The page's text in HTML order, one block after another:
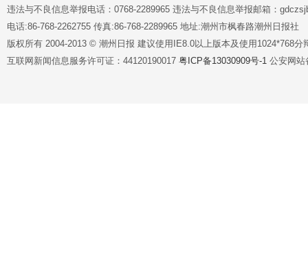
违法与不良信息举报电话：0768-2289965 违法与不良信息举报邮箱：
电话:86-768-2262755 传真:86-768-2289965 地址:潮州市枫春路潮州日报社
版权所有 2004-2013 © 潮州日报 建议使用IE8.0以上版本及使用1024*768分
互联网新闻信息服务许可证：44120190017 粤ICP备13030909号-1 公安网站